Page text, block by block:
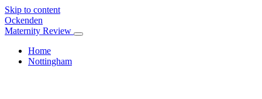
Skip to content
Ockenden
Maternity Review
Home
Nottingham